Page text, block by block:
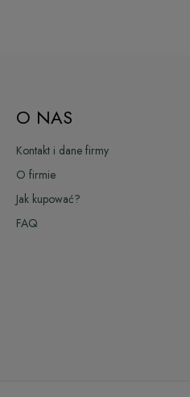
O NAS
Kontakt i dane firmy
O firmie
Jak kupować?
FAQ